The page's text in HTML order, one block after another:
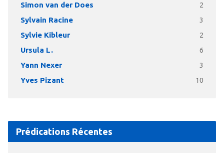
Simon van der Does 2
Sylvain Racine 3
Sylvie Kibleur 2
Ursula L. 6
Yann Nexer 3
Yves Pizant 10
Prédications Récentes